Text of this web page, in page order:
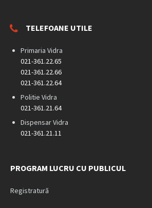
TELEFOANE UTILE
Primaria Vidra
021-361.22.65
021-361.22.66
021-361.22.64
Politie Vidra
021-361.21.64
Dispensar Vidra
021-361.21.11
PROGRAM LUCRU CU PUBLICUL
Registratură